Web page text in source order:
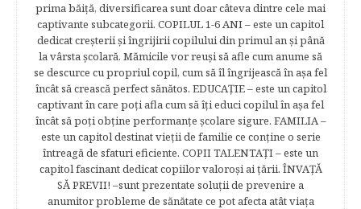
prima băiţă, diversificarea sunt doar câteva dintre cele mai
captivante subcategorii. COPILUL 1-6 ANI – este un capitol
dedicat creşterii şi îngrijirii copilului din primul an şi până
la vârsta şcolară. Mămicile vor reuşi să afle cum anume să
se descurce cu propriul copil, cum să îl îngrijească în aşa fel
încât să crească perfect sănătos. EDUCAŢIE – este un capitol
captivant în care poţi afla cum să îţi educi copilul în aşa fel
încât să poţi obţine performanţe şcolare sigure. FAMILIA –
este un capitol destinat vieţii de familie ce conţine o serie
întreagă de sfaturi eficiente. COPII TALENTAŢI – este un
capitol fascinant dedicat copiilor valoroși ai țării. ÎNVAŢĂ
SĂ PREVII! –sunt prezentate soluţii de prevenire a
anumitor probleme de sănătate ce pot afecta atât viaţa